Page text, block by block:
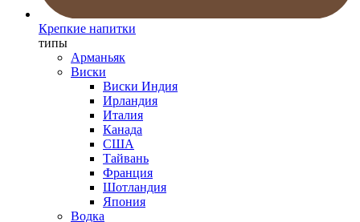
Крепкие напитки
типы
Арманьяк
Виски
Виски Индия
Ирландия
Италия
Канада
США
Тайвань
Франция
Шотландия
Япония
Водка